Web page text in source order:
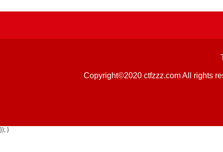
Copyright©2020 ctfzzz.com All rights
}); }